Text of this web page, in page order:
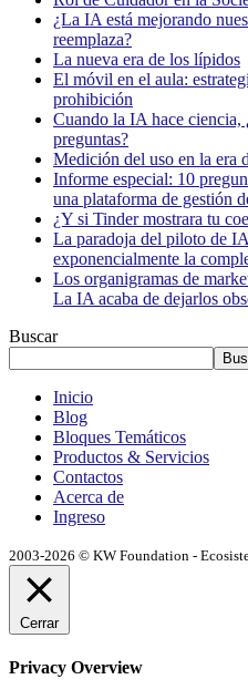
¿La IA está mejorando
reemplaza?
La nueva era de los lípidos
El móvil en el aula:
prohibición
Cuando la IA hace ciencia,
preguntas?
Medición del uso en la era
Informe especial: 10
una plataforma de gestión
¿Y si Tinder mostrara tu
La paradoja del piloto de
exponencialmente la
Los organigramas de
La IA acaba de dejarlos
Buscar
Inicio
Blog
Bloques Temáticos
Productos & Servicios
Contactos
Acerca de
Ingreso
2003-2026 © KW Foundation -
Cerrar
Privacy Overview